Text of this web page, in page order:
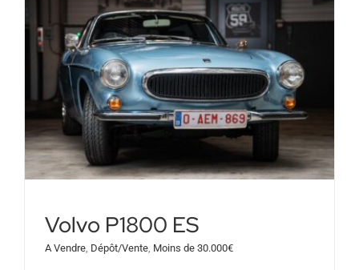
Volvo P1800 ES
A Vendre Dépôt/Vente Moins de 30.000€